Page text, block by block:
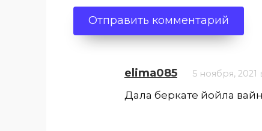
elima085 5 ноября, 2021
Дала беркате йойла